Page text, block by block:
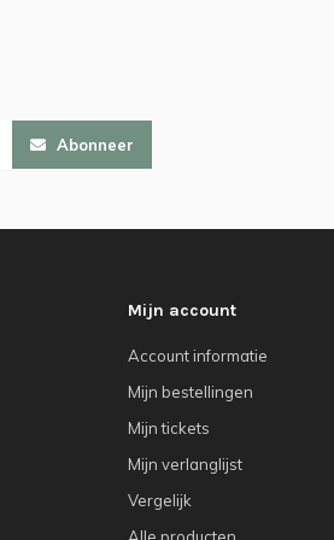
Abonneer
Mijn account
Account informatie
Mijn bestellingen
Mijn tickets
Mijn verlanglijst
Vergelijk